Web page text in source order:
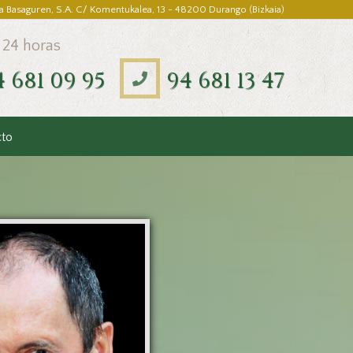
Basaguren, S.A. C/ Komentukalea, 13 - 48200 Durango (Bizkaia)
horas
681 09 95 94 681 13 47